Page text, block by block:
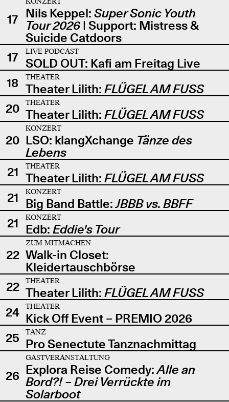
17 Nils Keppel: Super Sonic Youth
Tour 2026| Support: Mistress &
Suicide Catdoors
17
LIVE-PODCAST
SOLD OUT: Kafi am Freitag Live
18
THEATER
Theater Lilith: FLÜGEL AM FUSS
20
THEATER
Theater Lilith: FLÜGEL AM FUSS
20
KONZERT
LSO: klangXchange Tänze des
Lebens
21
THEATER
Theater Lilith: FLÜGEL AM FUSS
21
KONZERT
Big Band Battle:JBBB vs. BBFF
21
KONZERT
Edb: Eddie's Tour
22
ZUM MITMACHEN
Walk-in Closet:
Kleidertauschbörse
22
THEATER
Theater Lilith: FLÜGEL AM FUSS
24
THEATER
Kick Off Event – PREMIO 2026
25
TANZ
Pro Senectute Tanznachmittag
26
GASTVERANSTALTUNG
Explora Reise Comedy:Alle an
Bord?! – Drei Verrückte im
Solarboot